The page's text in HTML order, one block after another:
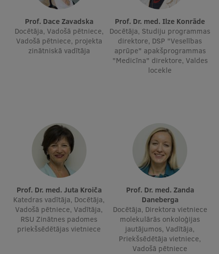
Mūsu cilvēki
Stratēģija
Struktūra
Muzeji un ekspozīcijas
Ģerbonis
Reitingi
Virtuālā tūre
Prof. Dace Zavadska
Docētāja, Vadošā pētniece,
Vadošā pētniece, projekta
zinātniskā vadītāja
Prof. Dr. med. Ilze Konrāde
Docētāja, Studiju programmas
direktore, DSP "Veselības
aprūpe" apakšprogrammas
"Medicīna" direktore, Valdes
locekle
Prof. Dr. med. Juta Kroiča
Katedras vadītāja, Docētāja,
Vadošā pētniece, Vadītāja,
RSU Zinātnes padomes
priekšsēdētājas vietniece
Prof. Dr. med. Zanda
Daneberga
Docētāja, Direktora vietniece
molekulārās onkoloģijas
jautājumos, Vadītāja,
Priekšsēdētāja vietniece,
Vadošā pētniece